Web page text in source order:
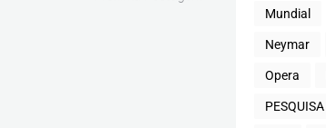
Mundial
Neymar
Opera
PESQUISA